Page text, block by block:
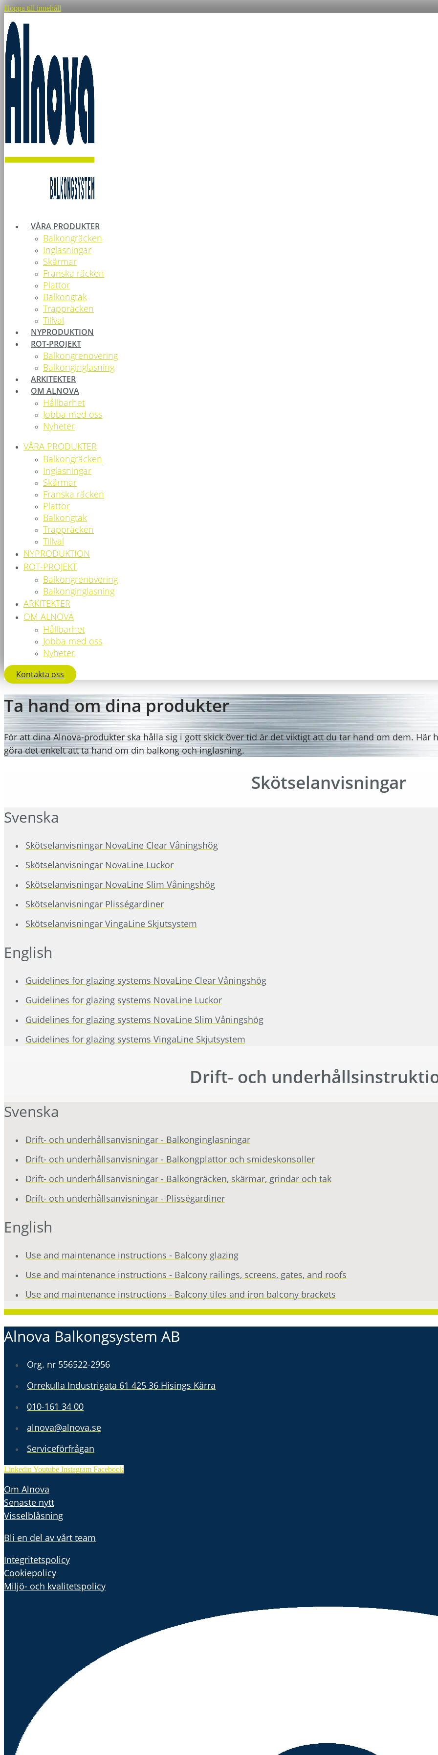
Hoppa till innehåll
VÅRA PRODUKTER
Balkongräcken
Inglasningar
Skärmar
Franska räcken
Plattor
Balkongtak
Trappräcken
Tillval
NYPRODUKTION
ROT-PROJEKT
Balkongrenovering
Balkonginglasning
ARKITEKTER
OM ALNOVA
Hållbarhet
Jobba med oss
Nyheter
VÅRA PRODUKTER
Balkongräcken
Inglasningar
Skärmar
Franska räcken
Plattor
Balkongtak
Trappräcken
Tillval
NYPRODUKTION
ROT-PROJEKT
Balkongrenovering
Balkonginglasning
ARKITEKTER
OM ALNOVA
Hållbarhet
Jobba med oss
Nyheter
Kontakta oss
Ta hand om dina produkter
För att dina Alnova-produkter ska hålla sig i gott skick över tid är det viktigt att du tar hand om dem.
göra det enkelt att ta hand om din balkong och inglasning.
Skötselanvisningar
Svenska
Skötselanvisningar NovaLine Clear Våningshög
Skötselanvisningar NovaLine Luckor
Skötselanvisningar NovaLine Slim Våningshög
Skötselanvisningar Plisségardiner
Skötselanvisningar VingaLine Skjutsystem
English
Guidelines for glazing systems NovaLine Clear Våningshög
Guidelines for glazing systems NovaLine Luckor
Guidelines for glazing systems NovaLine Slim Våningshög
Guidelines for glazing systems VingaLine Skjutsystem
Drift- och
Svenska
Drift- och underhållsanvisningar - Balkonginglasningar
Drift- och underhållsanvisningar - Balkongplattor och smideskonsoller
Drift- och underhållsanvisningar - Balkongräcken, skärmar, grindar och tak
Drift- och underhållsanvisningar - Plisségardiner
English
Use and maintenance instructions - Balcony glazing
Use and maintenance instructions - Balcony railings, screens, gates, and roofs
Use and maintenance instructions - Balcony tiles and iron balcony brackets
Alnova Balkongsystem AB
Org. nr 556522-2956
Orrekulla Industrigata 61 425 36 Hisings Kärra
010-161 34 00
alnova@alnova.se
Serviceförfrågan
Linkedin Youtube Instagram Facebook
Om Alnova
Senaste nytt
Visselblåsning
Bli en del av vårt team
Integritetspolicy
Cookiepolicy
Miljö- och kvalitetspolicy